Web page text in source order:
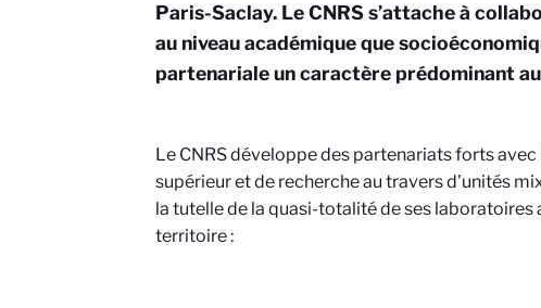
Paris-Saclay. Le CNRS s’attache à
au niveau académique que
partenariale un caractère prédominant
Le CNRS développe des partenariats forts
supérieur et de recherche au travers d'unités
la tutelle de la quasi-totalité de ses
territoire :